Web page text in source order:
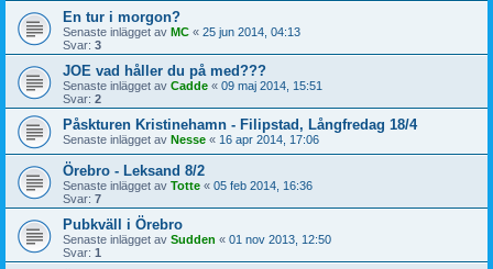
En tur i morgon?
Senaste inlägget av MC « 25 jun 2014, 04:13
Svar: 3
JOE vad håller du på med???
Senaste inlägget av Cadde « 09 maj 2014, 15:51
Svar: 2
Påskturen Kristinehamn - Filipstad, Långfredag 18/4
Senaste inlägget av Nesse « 16 apr 2014, 17:06
Örebro - Leksand 8/2
Senaste inlägget av Totte « 05 feb 2014, 16:36
Svar: 7
Pubkväll i Örebro
Senaste inlägget av Sudden « 01 nov 2013, 12:50
Svar: 1